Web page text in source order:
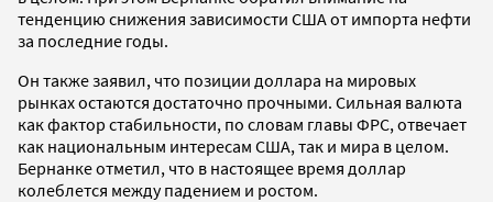
тенденцию снижения зависимости США от импорта нефти
за последние годы.
Он также заявил, что позиции доллара на мировых
рынках остаются достаточно прочными. Сильная валюта
как фактор стабильности, по словам главы ФРС, отвечает
как национальным интересам США, так и мира в целом.
Бернанке отметил, что в настоящее время доллар
колеблется между падением и ростом.